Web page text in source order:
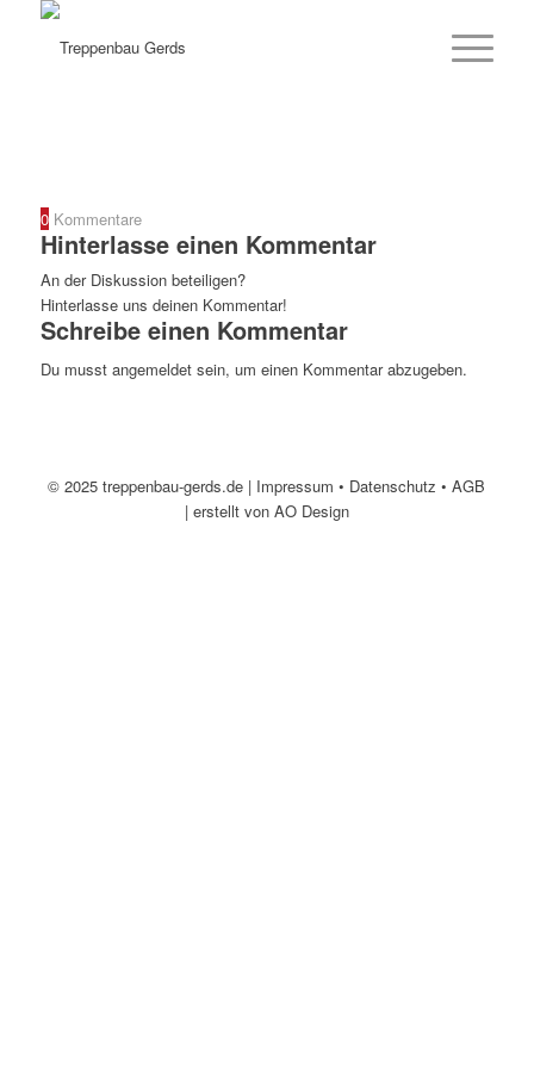
0 Kommentare
Hinterlasse einen Kommentar
An der Diskussion beteiligen?
Hinterlasse uns deinen Kommentar!
Schreibe einen Kommentar
Du musst angemeldetsein, um einen Kommentar abzugeben.
© 2025 treppenbau-gerds.de | Impressum • Datenschutz •AGB
| erstellt von AO Design